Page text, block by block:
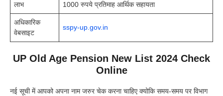
लाभ 1000 रुपये प्रतिमाह आर्थिक सहायता
अधिकारिक
वेबसाइट
sspy-up.gov.in
UP Old Age Pension New List 2024 Check
Online
नई सूची में आपको अपना नाम जरुर चेक करना चाहिए क्योकि समय-समय पर विभाग